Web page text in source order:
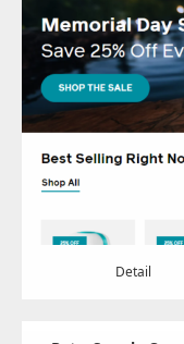
Detail Visit
Detail